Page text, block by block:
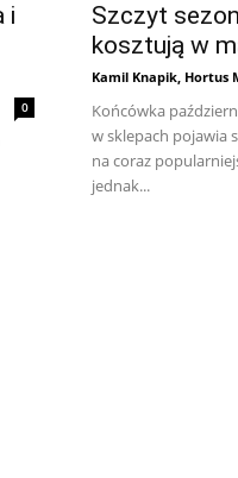
i
0
Szczyt
kosztują w
Kamil Knapik, Hortus
Końcówka
w sklepach pojawia
na coraz
jednak...